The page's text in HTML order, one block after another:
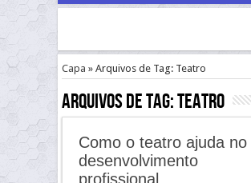
Capa » Arquivos de Tag: Teatro
Arquivos de Tag:Teatro
Como o teatro ajuda no
desenvolvimento
profissional